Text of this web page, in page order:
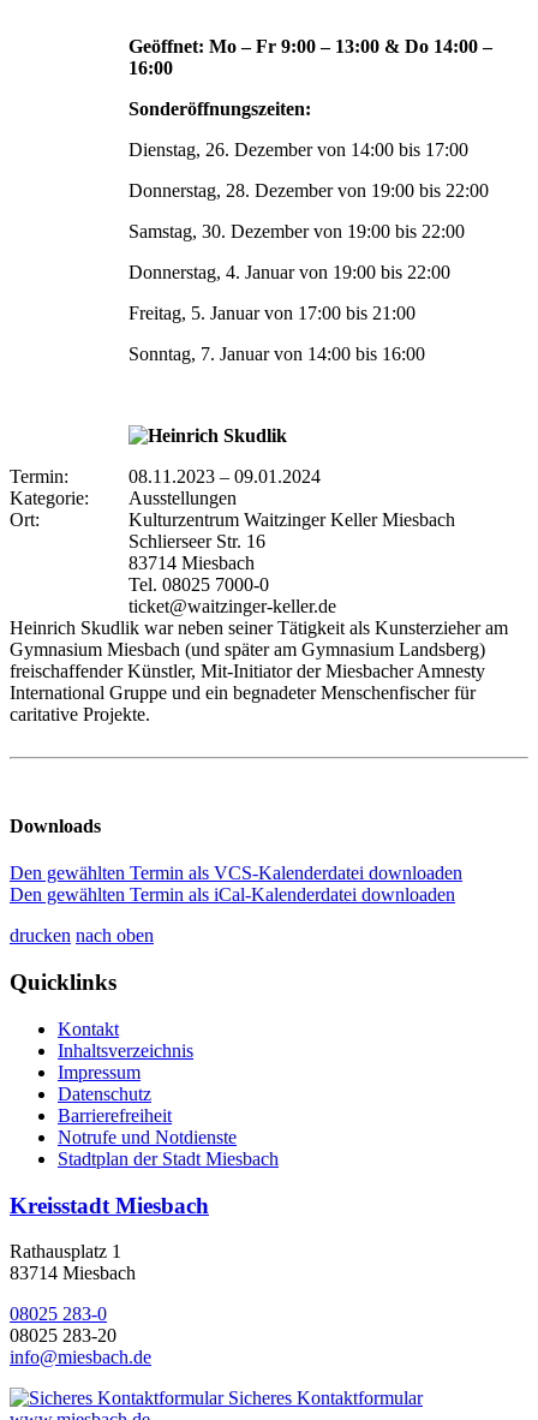
Geöffnet: Mo – Fr 9:00 – 13:00 & Do 14:00 –
16:00
Sonderöffnungszeiten:
Dienstag, 26. Dezember von 14:00 bis 17:00
Donnerstag, 28. Dezember von 19:00 bis 22:00
Samstag, 30. Dezember von 19:00 bis 22:00
Donnerstag, 4. Januar von 19:00 bis 22:00
Freitag, 5. Januar von 17:00 bis 21:00
Sonntag, 7. Januar von 14:00 bis 16:00
Termin: 08.11.2023 – 09.01.2024
Kategorie:
Ausstellungen
Ort:
Kulturzentrum Waitzinger Keller Miesbach
Schlierseer Str. 16
83714 Miesbach
Tel. 08025 7000-0
ticket@waitzinger-keller.de
Heinrich Skudlik war neben seiner Tätigkeit als Kunsterzieher am
Gymnasium Miesbach (und später am Gymnasium Landsberg)
freischaffender Künstler, Mit-Initiator der Miesbacher Amnesty
International Gruppe und ein begnadeter Menschenfischer für
caritative Projekte.
Downloads
Den gewählten Termin als VCS-Kalenderdatei downloaden
Den gewählten Termin als iCal-Kalenderdatei downloaden
drucken nach oben
Quicklinks
Kontakt
Inhaltsverzeichnis
Impressum
Datenschutz
Barrierefreiheit
Notrufe und Notdienste
Stadtplan der Stadt Miesbach
Kreisstadt Miesbach
Rathausplatz 1
83714 Miesbach
08025 283-0
08025 283-20
info@miesbach.de
Sicheres Kontaktformular